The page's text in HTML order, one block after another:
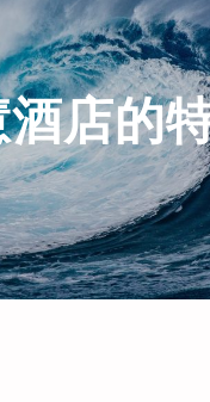
店的